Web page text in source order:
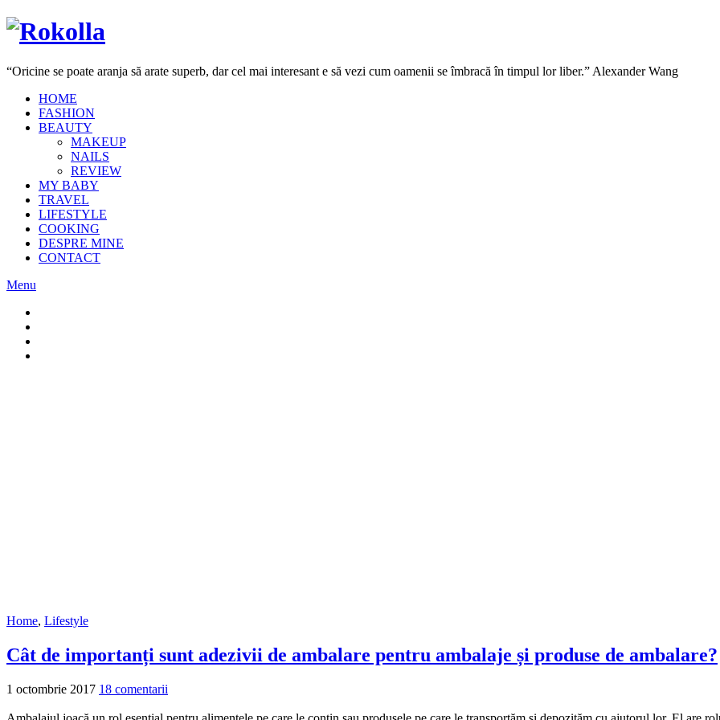
“Oricine se poate aranja să arate superb, dar cel mai interesant e să vezi cum oamenii se îmbracă în timpul lor liber.” Alexander Wang
HOME
FASHION
BEAUTY
MAKEUP
NAILS
REVIEW
MY BABY
TRAVEL
LIFESTYLE
COOKING
DESPRE MINE
CONTACT
Menu
Home, Lifestyle
Cât de importanți sunt adezivii de ambalare pentru ambalaje și produse de ambalare?
1 octombrie 2017 18 comentarii